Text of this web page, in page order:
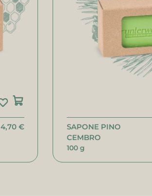
4,70 €
SAPONE PINO
CEMBRO
100 g